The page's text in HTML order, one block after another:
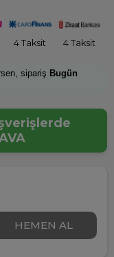
4 Taksit 4 Taksit
sipariş Bugün